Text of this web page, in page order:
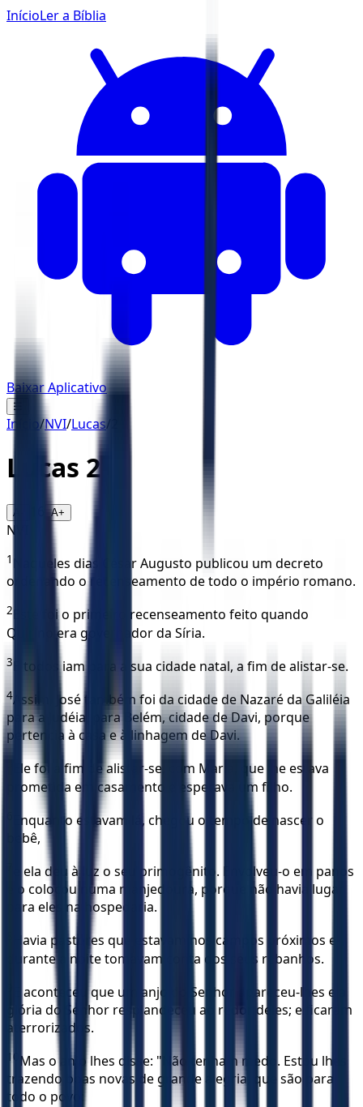
InícioLer a Bíblia
Baixar Aplicativo
☰
Início/NVI/Lucas/
Lucas 2
A- A+
NVI
1
Naqueles dias César Augusto publicou um decreto
ordenando o recenseamento de todo o império romano.
2
Este foi o primeiro recenseamento feito quando
Quirino era governador da Síria.
3 E todos iam para a sua cidade natal, a fim de alistar-se.
4Assim, José também foi da cidade de Nazaré da Galiléia
para a Judéia, para Belém, cidade de Davi, porque
pertencia à casa e à linhagem de Davi.
Ele foi a fim de alistar-se, com Maria, que lhe estava
prometida em casamento e esperava um filho.
Enquanto estavam lá, chegou o tempo de nascer o
bebê,
e ela deu à luz o seu primogênito. Envolveu-o em panos
e o colocou numa manjedoura, porque não havia lugar
para eles na hospedaria.
Havia pastores que estavam nos campos próximos e
durante a noite tomavam conta dos seus rebanhos.
E aconteceu que um anjo do Senhor apareceu-lhes e a
glória do Senhor resplandeceu ao redor deles; e ficaram
aterrorizados.
10 Mas o anjo lhes disse: "Não tenham medo. Estou lhes
trazendo boas novas de grande alegria, que são para
todo o povo: